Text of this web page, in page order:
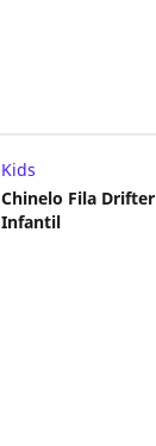
Kids
Chinelo Fila Drifter
Infantil